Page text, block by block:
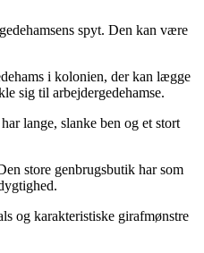
spyt. Den kan være
i kolonien, der kan lægge
sig til arbejdergedehamse.
lange, slanke ben og et stort
store genbrugsbutik har som
og karakteristiske girafmønstre